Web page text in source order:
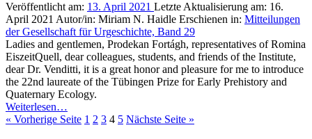
Veröffentlicht am: 13. April 2021 Letzte Aktualisierung am: 16.
April 2021 Autor/in: Miriam N. Haidle Erschienen in: Mitteilungen
der Gesellschaft für Urgeschichte, Band 29
Ladies and gentlemen, Prodekan Fortágh, representatives of Romina
EiszeitQuell, dear colleagues, students, and friends of the Institute,
dear Dr. Venditti, it is a great honor and pleasure for me to introduce
the 22nd laureate of the Tübingen Prize for Early Prehistory and
Quaternary Ecology.
Weiterlesen…
« Vorherige Seite 1 2 3 4 5 Nächste Seite »